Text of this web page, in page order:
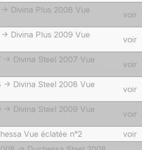
> Divina Plus 2008 Vue
voir
> Divina Plus 2009 Vue
voir
-> Divina Steel 2007 Vue
voir
-> Divina Steel 2008 Vue
voir
-> Divina Steel 2009 Vue
voir
Vue éclatée n°2
voir